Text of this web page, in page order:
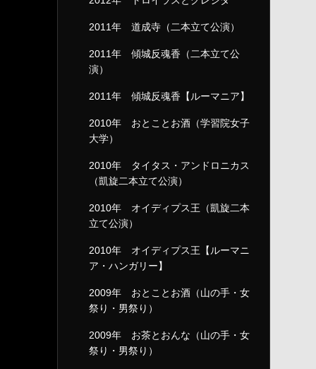
2011年 道成寺（二本立て公演）
2011年 傾城反魂香（二本立て公
演）
2011年 傾城反魂香【ルーマニア】
2010年 おとことお酒（学習院女子
大学）
2010年 タイタス・アンドロニカス
（凱旋二本立て公演）
2010年 オイディプス王（凱旋二本
立て公演）
2010年 オイディプス王【ルーマニ
ア・ハンガリー】
2009年 おとことお酒（山の手・女
祭り・男祭り）
2009年 お茶とおんな（山の手・女
祭り・男祭り）